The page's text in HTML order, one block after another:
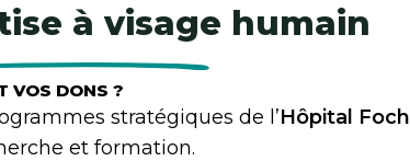
à visage humain
VOS DONS ?
stratégiques de l’Hôpital Foch
et formation.